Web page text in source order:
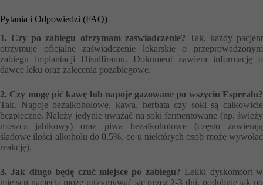
Pytania i Odpowiedzi (FAQ)
1. Czy po zabiegu otrzymam zaświadczenie? Tak, każdy pacjent
otrzymuje oficjalne zaświadczenie lekarskie o przeprowadzonym
zabiegu implantacji Disulfiramu. Dokument zawiera informację o
dawce leku oraz zalecenia pozabiegowe.
2. Czy mogę pić kawę lub napoje gazowane po wszyciu Esperalu?
Tak. Napoje bezalkoholowe, kawa, herbata czy soki są całkowicie
bezpieczne. Należy jedynie uważać na soki fermentowane (np. świeży
moszcz jabłkowy) oraz piwa bezalkoholowe (często zawierają
śladowe ilości alkoholu do 0,5%, co u niektórych osób może wywołać
reakcję).
3. Jak długo będę czuć miejsce po zabiegu? Lekki dyskomfort w
miejscu nacięcia może utrzymywać się przez 2-3 dni, podobnie jak po